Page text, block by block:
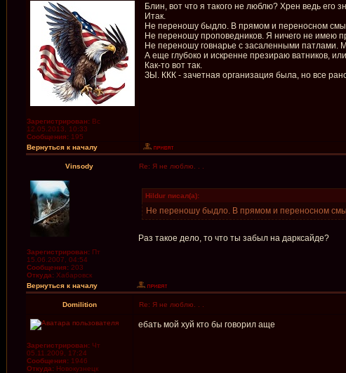
Зарегистрирован: Вс
12.05.2013, 10:33
Сообщения: 195
Блин, вот что я такого не люблю? Хрен ведь его
Итак.
Не переношу быдло. В прямом и переносном
Не переношу проповедников. Я ничего не имею
Не переношу говнарье с засаленными патлами.
А еще глубоко и искренне презираю ватников,
Как-то вот так.
ЗЫ. ККК - зачетная организация была, но все
Вернуться к началу
Vinsody Re: Я не люблю. . .
Зарегистрирован: Пт
15.06.2007, 04:54
Сообщения: 203
Откуда: Хабаровск
Hildur писал(а):
Не переношу быдло. В прямом и переносном
Раз такое дело, то что ты забыл на дарксайде?
Вернуться к началу
Domilition Re: Я не люблю. . .
Зарегистрирован: Чт
05.11.2009, 17:24
Сообщения: 1946
Откуда: Новокузнецк
ебать мой хуй кто бы говорил аще